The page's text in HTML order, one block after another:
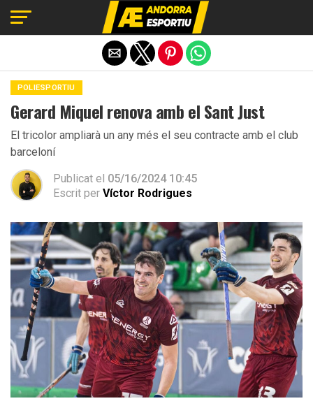
POLIESPORTIU
Gerard Miquel renova amb el Sant Just
El tricolor ampliarà un any més el seu contracte amb el club
barceloní
Publicat el 05/16/2024 10:45
Escrit per Víctor Rodrigues
Exit mobile version